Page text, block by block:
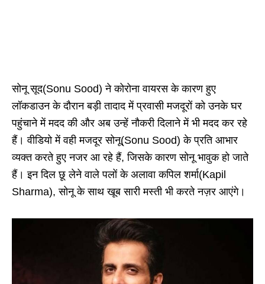
सोनू सूद(Sonu Sood) ने कोरोना वायरस के कारण हुए
लॉकडाउन के दौरान बड़ी तादाद में प्रवासी मजदूरों को उनके घर
पहुंचाने में मदद की और अब उन्हें नौकरी दिलाने में भी मदद कर रहे
हैं। वीडियो में वही मजदूर सोनू(Sonu Sood) के प्रति आभार
व्यक्त करते हुए नजर आ रहे हैं, जिसके कारण सोनू भावुक हो जाते
हैं। इन दिल छू लेने वाले पलों के अलावा कपिल शर्मा(Kapil
Sharma), सोनू के साथ खूब सारी मस्ती भी करते नज़र आएंगे।